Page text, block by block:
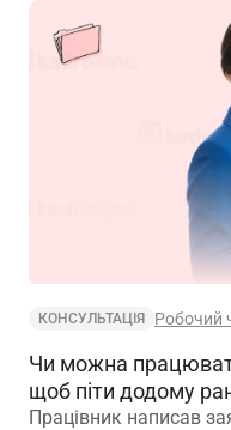
КОНСУЛЬТАЦІЯ Робочий
Чи можна
щоб піти додому
Працівник написав